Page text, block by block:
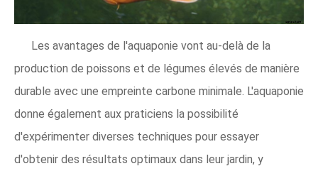
Les avantages de l'aquaponie vont au-delà de la
production de poissons et de légumes élevés de manière
durable avec une empreinte carbone minimale. L'aquaponie
donne également aux praticiens la possibilité
d'expérimenter diverses techniques pour essayer
d'obtenir des résultats optimaux dans leur jardin, y